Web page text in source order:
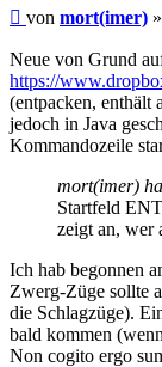
Beitrag
von mort(imer) »
Neue von Grund
https://
(entpacken, enthält
jedoch in Java
Kommandozeile
mort(imer)
Startfeld
zeigt an, wer
Ich hab begonnen
Zwerg-Züge sollte
die Schlagzüge).
bald kommen
Non cogito ergo